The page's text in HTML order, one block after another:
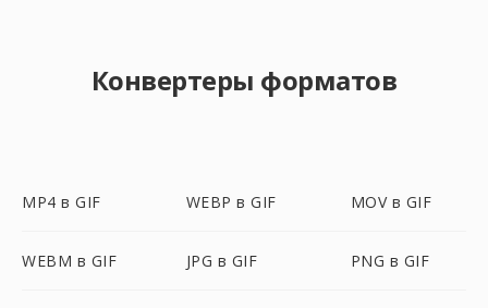
Конвертеры форматов
MP4 в GIF WEBP в GIF MOV в GIF
WEBM в GIF JPG в GIF PNG в GIF